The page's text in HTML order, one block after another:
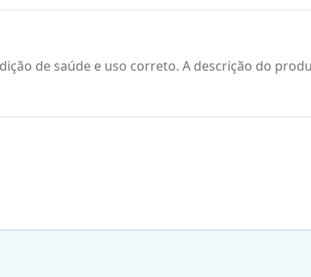
de saúde e uso correto. A descrição do